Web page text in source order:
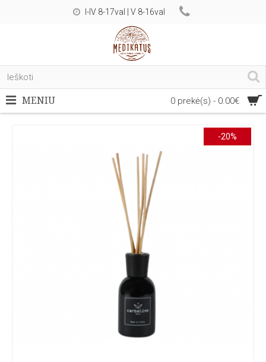
I-IV 8-17val | V 8-16val
0 prekė(s) - 0.00€
MENIU
-20%